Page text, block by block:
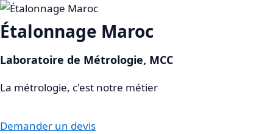
Aller
au
contenu
Étalonnage Maroc
Laboratoire de Métrologie, MCC
La métrologie, c'est notre métier
Demander un devis